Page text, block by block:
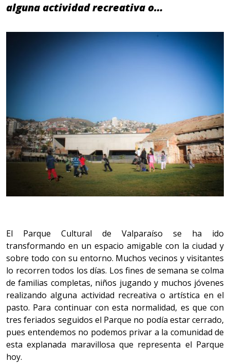
alguna actividad recreativa o…
El Parque Cultural de Valparaíso se ha ido
transformando en un espacio amigable con la ciudad y
sobre todo con su entorno. Muchos vecinos y visitantes
lo recorren todos los días. Los fines de semana se colma
de familias completas, niños jugando y muchos jóvenes
realizando alguna actividad recreativa o artística en el
pasto. Para continuar con esta normalidad, es que con
tres feriados seguidos el Parque no podía estar cerrado,
pues entendemos no podemos privar a la comunidad de
esta explanada maravillosa que representa el Parque
hoy.